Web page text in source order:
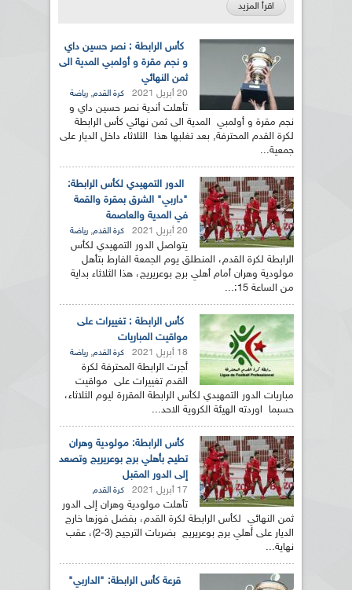
اقرأ المزيد
كأس الرابطة : نصر حسين داي
و نجم مقرة و أولمبي المدية الى
ثمن النهائي
20 أبريل 2021 كرة القدم, رياضة
تأهلت أندية نصر حسين داي و
نجم مقرة و أولمبي المدية الى ثمن نهائي كأس الرابطة
لكرة القدم المحترفة, بعد تغلبها هذا الثلاثاء داخل الديار على
جمعية...
الدور التمهيدي لكأس الرابطة:
"داربي" الشرق بمقرة والقمة
في المدية والعاصمة
20 أبريل 2021 كرة القدم, رياضة
يتواصل الدور التمهيدي لكأس
الرابطة لكرة القدم، المنطلق يوم الجمعة الفارط بتأهل
مولودية وهران أمام أهلي برج بوعريريج، هذا الثلاثاء بداية
من الساعة 15:...
كأس الرابطة : تغييرات على
مواقيت المباريات
18 أبريل 2021 كرة القدم, رياضة
أجرت الرابطة المحترفة لكرة
القدم تغييرات على مواقيت
مباريات الدور التمهيدي لكأس الرابطة المقررة ليوم الثلاثاء،
حسبما اوردته الهيئة الكروية الاحد...
كأس الرابطة: مولودية وهران
تطيح بأهلي برج بوعريريج وتصعد
إلى الدور المقبل
17 أبريل 2021 كرة القدم
تأهلت مولودية وهران إلى الدور
ثمن النهائي لكأس الرابطة لكرة القدم، بفضل فوزها خارج
الديار على أهلي برج بوعريريج بضربات الترجيح (3-2)، عقب
نهاية...
قرعة كأس الرابطة: "الداربي"